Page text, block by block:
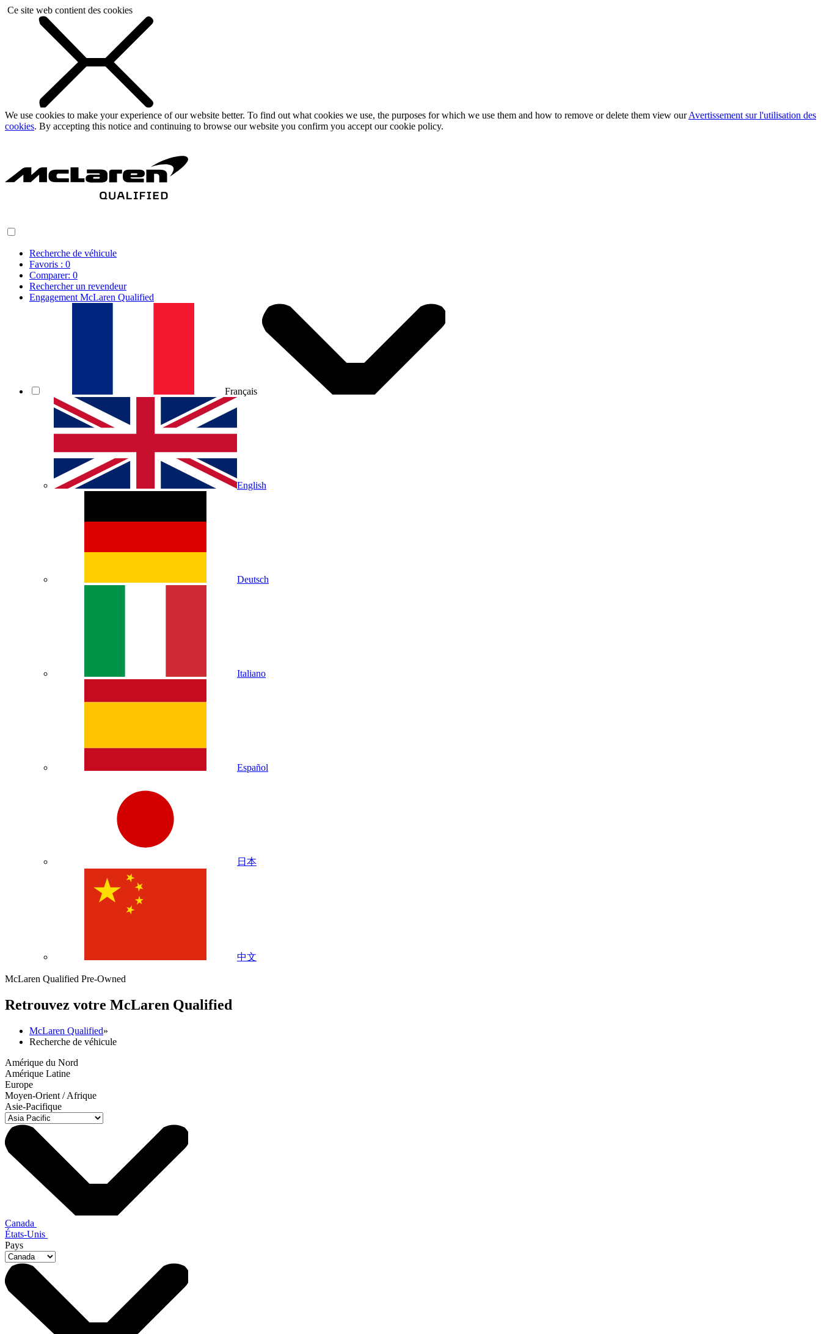
Ce site web contient des cookies
We use cookies to make your experience of our website better. To find out what cookies we use, the purposes for which we use them and how to remove or delete them view ourAvertissement sur l'utilisation des
cookies. By accepting this notice and continuing to browse our website you confirm you accept our cookie policy.
Recherche de véhicule
Favoris : 0
Comparer: 0
Rechercher un revendeur
Engagement McLaren Qualified
Français
English
Deutsch
Italiano
Español
日本
中文
McLaren Qualified Pre-Owned
Retrouvez votre McLaren Qualified
McLaren Qualified»
Recherche de véhicule
Amérique du Nord
Amérique Latine
Europe
Moyen-Orient / Afrique
Asie-Pacifique
Canada
États-Unis
Pays